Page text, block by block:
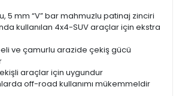
5 mm “V” bar mahmuzlu patinaj zinciri
kullanılan 4x4-SUV araçlar için ekstra
ve çamurlu arazide çekiş gücü
araçlar için uygundur
off-road kullanımı mükemmeldir